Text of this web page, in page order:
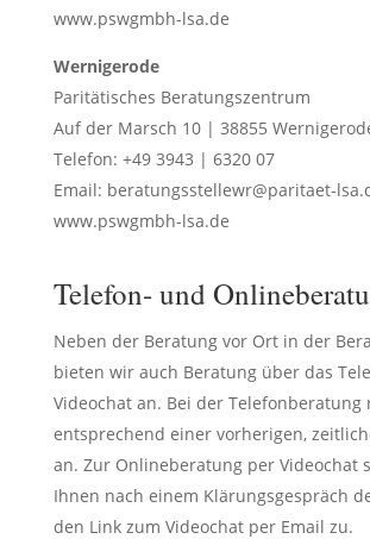
www.pswgmbh-lsa.de
Wernigerode
Paritätisches Beratungszentrum
Auf der Marsch 10 | 38855
Telefon: +49 3943 | 6320 07
Email: beratungsstellewr@paritaet-
www.pswgmbh-lsa.de
Telefon- und
Neben der Beratung vor Ort in der
bieten wir auch Beratung über das
Videochat an. Bei der Telefonberatung
entsprechend einer vorherigen,
an. Zur Onlineberatung per Videochat
Ihnen nach einem Klärungsgespräch
den Link zum Videochat per Email zu.